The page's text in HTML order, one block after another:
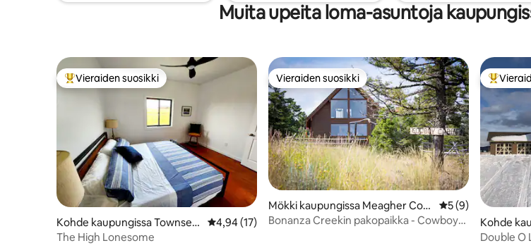
Muita upeita loma-asuntoja
Vieraiden suosikkien parhaimmistoa
Vieraiden suosikki
Kohde kaupungissa Townsen
d
Keskimääräinen arvio 4,94/5, 17 arvostelua
4,94 (17)
The High Lonesome
Vieraiden suosikki
Vieraiden suosikki
Mökki kaupungissa Meagher Cou
nty
Keskimääräinen
5 (9)
Bonanza Creekin pakopaikka - Cowboy-
Kohde
ulphur
Double O